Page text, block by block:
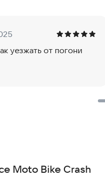
использовать всё
- это не просто физика,
избегая всего, что
уезжать от погони
Moto Bike Crash